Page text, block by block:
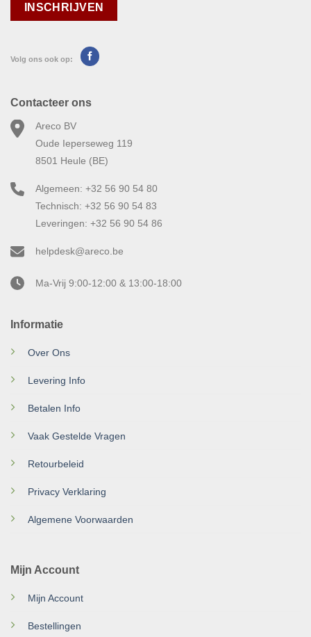
Volg ons ook op:
Informatie
Over Ons
Levering Info
Betalen Info
Vaak Gestelde Vragen
Retourbeleid
Privacy Verklaring
Algemene Voorwaarden
Mijn Account
Mijn Account
Bestellingen
Contacteer ons
Areco BV
Oude Ieperseweg 119
8501 Heule (BE)
Algemeen: +32 56 90 54 80
Technisch: +32 56 90 54 83
Leveringen: +32 56 90 54 86
helpdesk@areco.be
Ma-Vrij 9:00-12:00 & 13:00-18:00